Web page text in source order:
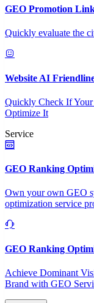
GEO Promotion
Quickly evaluate the
Website AI
Quickly Check If
Optimize It
Service
GEO Ranking
Own your own GEO
optimization service
GEO Ranking
Achieve Dominant
Brand with GEO